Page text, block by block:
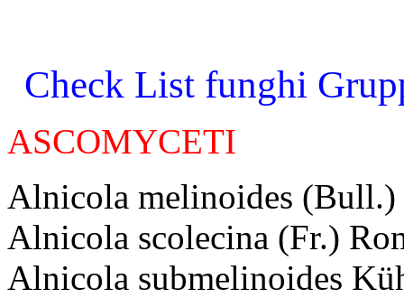
Check List funghi
ASCOMYCETI
Alnicola melinoides
Alnicola scolecina (Fr.)
Alnicola submelinoides